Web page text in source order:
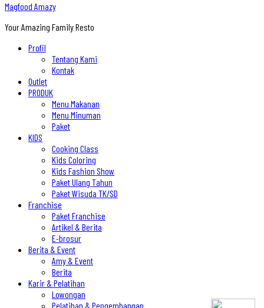
Magfood Amazy
Your Amazing Family Resto
Profil
Tentang Kami
Kontak
Outlet
PRODUK
Menu Makanan
Menu Minuman
Paket
KIDS
Cooking Class
Kids Coloring
Kids Fashion Show
Paket Ulang Tahun
Paket Wisuda TK/SD
Franchise
Paket Franchise
Artikel & Berita
E-brosur
Berita & Event
Amy & Event
Berita
Karir & Pelatihan
Lowongan
Pelatihan & Pengembangan